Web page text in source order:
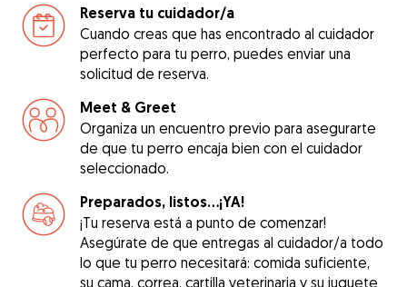
Reserva tu cuidador/a
Cuando creas que has encontrado al cuidador
perfecto para tu perro, puedes enviar una
solicitud de reserva.
Meet & Greet
Organiza un encuentro previo para asegurarte
de que tu perro encaja bien con el cuidador
seleccionado.
Preparados, listos...¡YA!
¡Tu reserva está a punto de comenzar!
Asegúrate de que entregas al cuidador/a todo
lo que tu perro necesitará: comida suficiente,
su cama, correa, cartilla veterinaria y su juguete